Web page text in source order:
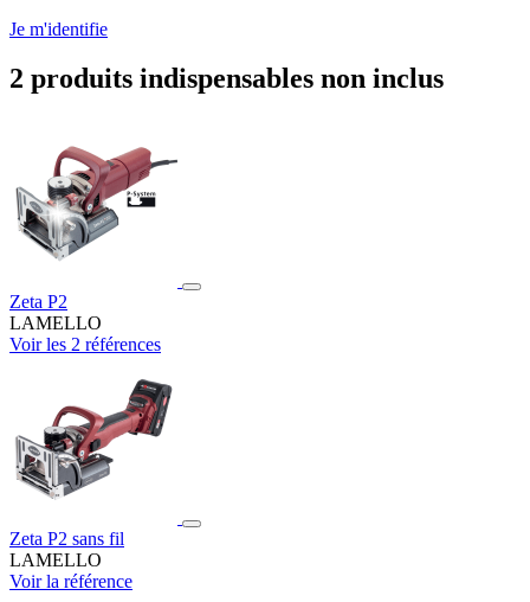
Je m'identifie
2 produits indispensables non inclus
Zeta P2
LAMELLO
Voir les 2 références
Zeta P2 sans fil
LAMELLO
Voir la référence